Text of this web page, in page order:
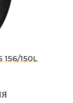
156/150L